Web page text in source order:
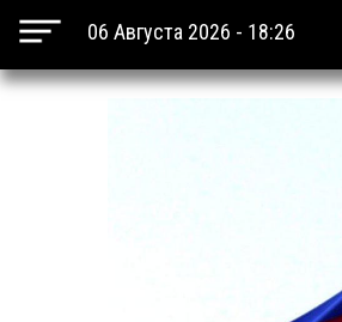
06 Августа 2026 - 18:26